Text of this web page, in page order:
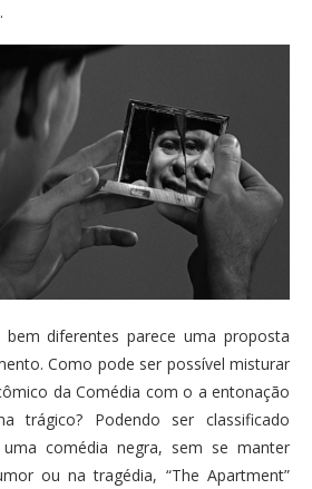
diferentes parece uma proposta
Como pode ser possível misturar
da Comédia com o a entonação
trágico? Podendo ser classificado
comédia negra, sem se manter
ou na tragédia, “The Apartment”